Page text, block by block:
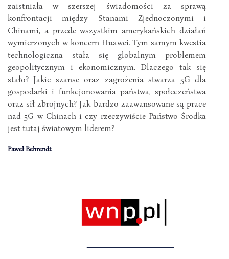
zaistniała w szerszej świadomości za sprawą
konfrontacji między Stanami Zjednoczonymi i
Chinami, a przede wszystkim amerykańskich działań
wymierzonych w koncern Huawei. Tym samym kwestia
technologiczna stała się globalnym problemem
geopolitycznym i ekonomicznym. Dlaczego tak się
stało? Jakie szanse oraz zagrożenia stwarza 5G dla
gospodarki i funkcjonowania państwa, społeczeństwa
oraz sił zbrojnych? Jak bardzo zaawansowane są prace
nad 5G w Chinach i czy rzeczywiście Państwo Środka
jest tutaj światowym liderem?
Paweł Behrendt